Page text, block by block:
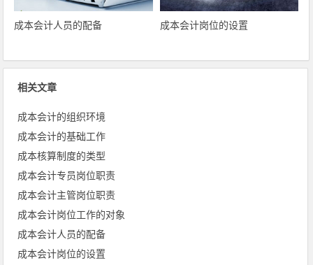
成本会计人员的配备 成本会计岗位的设置
相关文章
成本会计的组织环境
成本会计的基础工作
成本核算制度的类型
成本会计专员岗位职责
成本会计主管岗位职责
成本会计岗位工作的对象
成本会计人员的配备
成本会计岗位的设置